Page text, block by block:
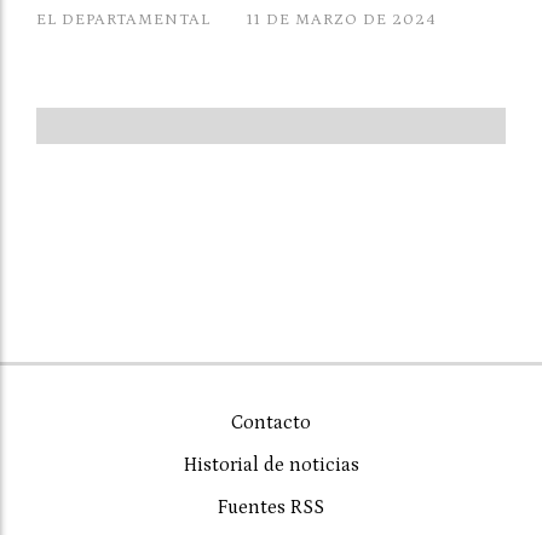
EL DEPARTAMENTAL 11 DE MARZO DE 2024
Contacto
Historial de noticias
Fuentes RSS